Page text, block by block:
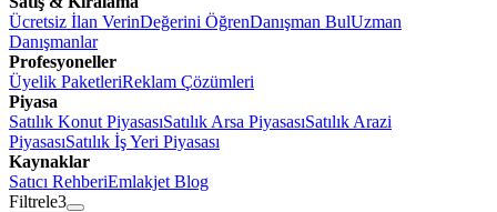
Ücretsiz İlan VerinDeğerini ÖğrenDanışman BulUzman
Danışmanlar
Profesyoneller
Üyelik PaketleriReklam Çözümleri
Piyasa
Satılık Konut PiyasasıSatılık Arsa PiyasasıSatılık Arazi
PiyasasıSatılık İş Yeri Piyasası
Kaynaklar
Satıcı RehberiEmlakjet Blog
Filtrele3